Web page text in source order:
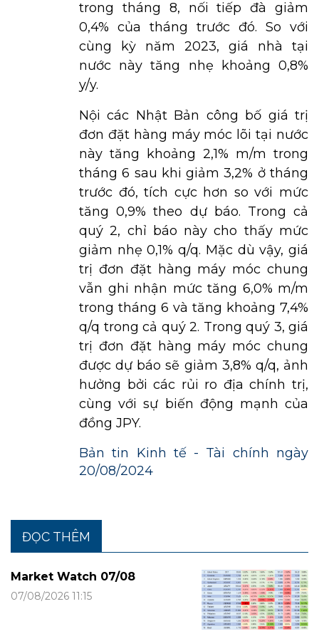
trong tháng 8, nối tiếp đà giảm
0,4% của tháng trước đó. So với
cùng kỳ năm 2023, giá nhà tại
nước này tăng nhẹ khoảng 0,8%
y/y.
Nội các Nhật Bản công bố giá trị
đơn đặt hàng máy móc lõi tại nước
này tăng khoảng 2,1% m/m trong
tháng 6 sau khi giảm 3,2% ở tháng
trước đó, tích cực hơn so với mức
tăng 0,9% theo dự báo. Trong cả
quý 2, chỉ báo này cho thấy mức
giảm nhẹ 0,1% q/q. Mặc dù vậy, giá
trị đơn đặt hàng máy móc chung
vẫn ghi nhận mức tăng 6,0% m/m
trong tháng 6 và tăng khoảng 7,4%
q/q trong cả quý 2. Trong quý 3, giá
trị đơn đặt hàng máy móc chung
được dự báo sẽ giảm 3,8% q/q, ảnh
hưởng bởi các rủi ro địa chính trị,
cùng với sự biến động mạnh của
đồng JPY.
Bản tin Kinh tế - Tài chính ngày
20/08/2024
ĐỌC THÊM
Market Watch 07/08
07/08/2026 11:15